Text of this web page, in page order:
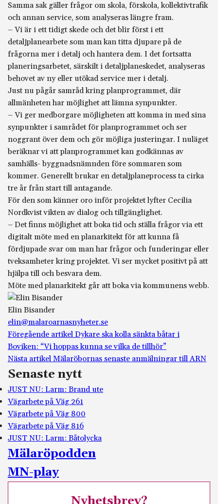
Samma sak gäller frågor om skola, förskola, kollektivtrafik
och annan service, som analyseras längre fram.
– Vi är i ett tidigt skede och det blir först i ett
detaljplanearbete som man kan titta djupare på de
frågorna mer i detalj och hantera dem. I det fortsatta
planeringsarbetet, särskilt i detaljplaneskedet, analyseras
behovet av ny eller utökad service mer i detalj.
Just nu pågår samråd kring planprogrammet, där
allmänheten har möjlighet att lämna synpunkter.
– Vi ger medborgare möjligheten att komma in med sina
synpunkter i samrådet för planprogrammet och ser
noggrant över dem och gör möjliga justeringar. I nuläget
beräknar vi att planprogrammet kan godkännas av
samhälls- byggnadsnämnden före sommaren som
kommer. Generellt brukar en detaljplaneprocess ta cirka
tre år från start till antagande.
För den som känner oro inför projektet lyfter Cecilia
Nordkvist vikten av dialog och tillgänglighet.
– Det finns möjlighet att boka tid och ställa frågor via ett
digitalt möte med en planarkitekt för att kunna få
fördjupade svar om man har frågor och funderingar eller
tveksamheter kring projektet. Vi ser mycket positivt på att
hjälpa till och besvara dem.
Möte med planarkitekt går att boka via kommunens webb.
Elin Bisander
elin@malaroarnasnyheter.se
Föregående artikel Dykare ska kolla sänkta båtar i
Boviken: “Vi hoppas kunna se vilka de tillhör”
Nästa artikel Mälaröbornas senaste anmälningar till ARN
Senaste nytt
JUST NU: Larm: Brand ute
Vägarbete på Väg 261
Vägarbete på Väg 800
Vägarbete på Väg 816
JUST NU: Larm: Båtolycka
Mälaröpodden
MN-play
Nyhetsbrev?